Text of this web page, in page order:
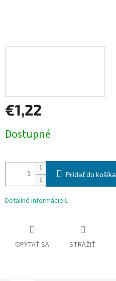
€1,22
cena:
Dostupné
Pridať do košíka
Detailné informácie
OPÝTAŤ SA STRÁŽIŤ